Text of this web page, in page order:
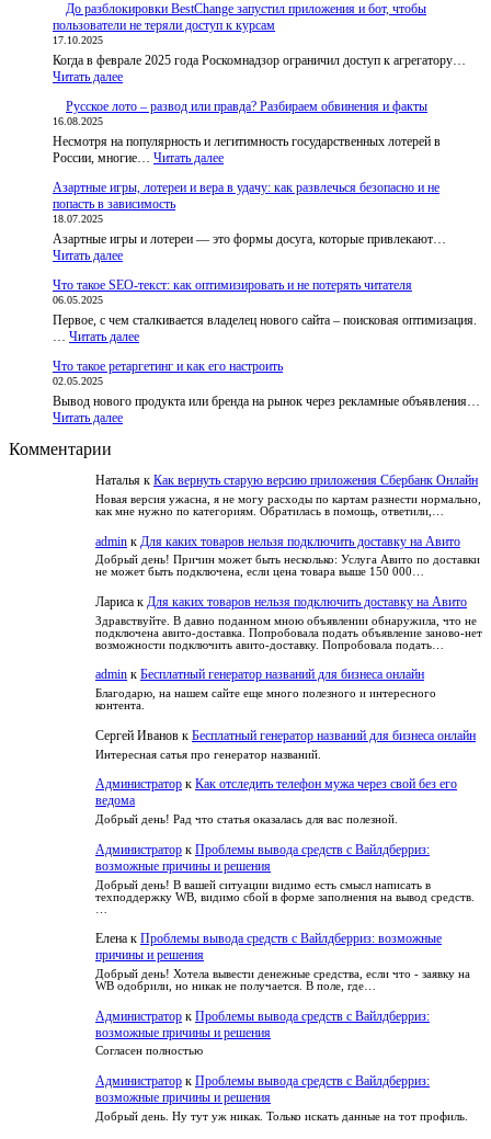
До разблокировки BestChange запустил приложения и бот, чтобы
пользователи не теряли доступ к курсам
17.10.2025
Когда в феврале 2025 года Роскомнадзор ограничил доступ к агрегатору…
Читать далее:
разблокировки
запустил
приложения
бот,
чтобы
не
теряли
к
Русское лото – развод или правда? Разбираем обвинения и факты
16.08.2025
Несмотря на популярность и легитимность государственных лотерей в
России, многие… Читать далее:
лото
или
обвинения
факты
Азартные игры, лотереи и вера в удачу: как развлечься безопасно и не
попасть в зависимость
18.07.2025
Азартные игры и лотереи — это формы досуга, которые привлекают…
Читать далее:
игры,
и
вера
удачу:
развлечься
безопасно
в
зависимость
Что такое SEO-текст: как оптимизировать и не потерять читателя
06.05.2025
Первое, с чем сталкивается владелец нового сайта – поисковая оптимизация.
… Читать далее:
такое
текст:
потерять
читателя
Что такое ретаргетинг и как его настроить
02.05.2025
Вывод нового продукта или бренда на рынок через рекламные объявления…
Читать далее:
и
как
его
Комментарии
Наталья к Как вернуть старую версию приложения Сбербанк Онлайн
Новая версия ужасна, я не могу расходы по картам разнести нормально,
как мне нужно по категориям. Обратилась в помощь, ответили,…
admin к Для каких товаров нельзя подключить доставку на Авито
Добрый день! Причин может быть несколько: Услуга Авито по доставки
не может быть подключена, если цена товара выше 150 000…
Лариса к Для каких товаров нельзя подключить доставку на Авито
Здравствуйте. В давно поданном мною объявлении обнаружила, что не
подключена авито-доставка. Попробовала подать объявление заново-нет
возможности подключить авито-доставку. Попробовала подать…
admin к Бесплатный генератор названий для бизнеса онлайн
Благодарю, на нашем сайте еще много полезного и интересного
контента.
Сергей Иванов к Бесплатный генератор названий для бизнеса онлайн
Интересная сатья про генератор названий.
Администратор к Как отследить телефон мужа через свой без его
ведома
Добрый день! Рад что статья оказалась для вас полезной.
Администратор к Проблемы вывода средств с Вайлдберриз:
возможные причины и решения
Добрый день! В вашей ситуации видимо есть смысл написать в
техподдержку WB, видимо сбой в форме заполнения на вывод средств.
Елена к Проблемы вывода средств с Вайлдберриз: возможные
причины и решения
Добрый день! Хотела вывести денежные средства, если что - заявку на
WB одобрили, но никак не получается. В поле, где…
Администратор к Проблемы вывода средств с Вайлдберриз:
возможные причины и решения
Согласен полностью
Администратор к Проблемы вывода средств с Вайлдберриз:
возможные причины и решения
Добрый день. Ну тут уж никак. Только искать данные на тот профиль.